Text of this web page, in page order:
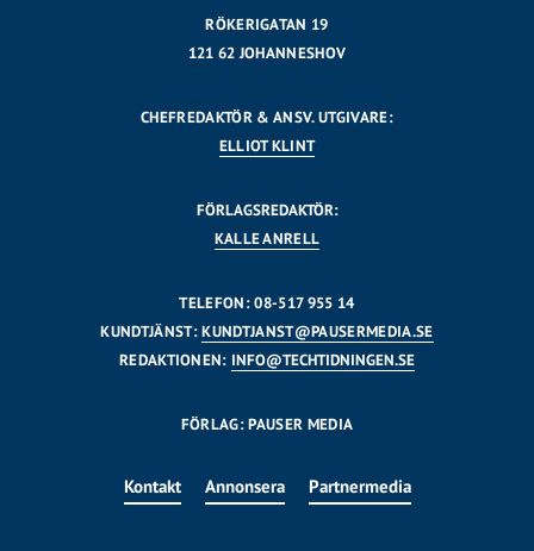
RÖKERIGATAN 19
121 62 JOHANNESHOV
CHEFREDAKTÖR & ANSV. UTGIVARE:
ELLIOT KLINT
FÖRLAGSREDAKTÖR:
KALLE ANRELL
TELEFON: 08-517 955 14
KUNDTJÄNST:KUNDTJANST@PAUSERMEDIA.SE
REDAKTIONEN: INFO@TECHTIDNINGEN.SE
FÖRLAG: PAUSER MEDIA
Kontakt Annonsera Partnermedia